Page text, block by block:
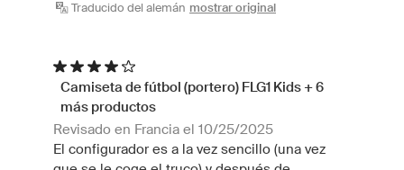
Traducido del alemán mostrar original
Camiseta de fútbol (portero) FLG1 Kids + 6
más productos
Revisado en Francia el 10/25/2025
El configurador es a la vez sencillo (una vez